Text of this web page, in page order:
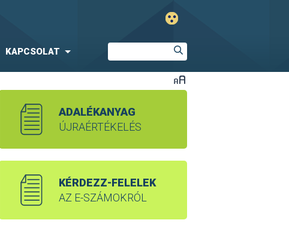
KAPCSOLAT
ADALÉKANYAG
ÚJRAÉRTÉKELÉS
KÉRDEZZ-FELELEK
AZ E-SZÁMOKRÓL